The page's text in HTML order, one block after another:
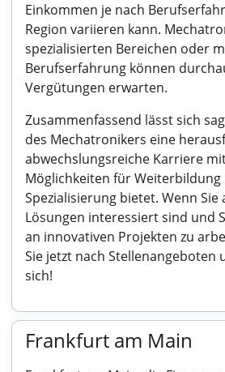
Einkommen je nach
Region variieren kann.
spezialisierten Bereichen oder
Berufserfahrung können
Vergütungen erwarten.
Zusammenfassend lässt sich
des Mechatronikers eine
abwechslungsreiche Karriere
Möglichkeiten für Weiterbildung
Spezialisierung bietet. Wenn Sie
Lösungen interessiert sind und
an innovativen Projekten zu
Sie jetzt nach Stellenangeboten
sich!
Frankfurt am Main